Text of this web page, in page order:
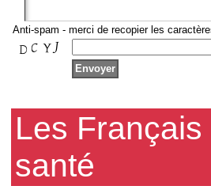
Anti-spam - merci de recopier les
Les
santé